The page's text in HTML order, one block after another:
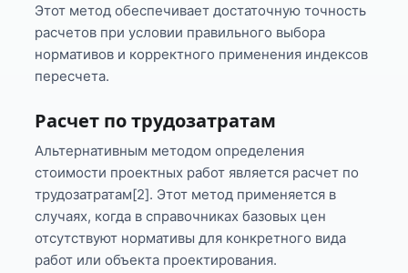
Этот метод обеспечивает достаточную точность
расчетов при условии правильного выбора
нормативов и корректного применения индексов
пересчета.
Расчет по трудозатратам
Альтернативным методом определения
стоимости проектных работ является расчет по
трудозатратам[2]. Этот метод применяется в
случаях, когда в справочниках базовых цен
отсутствуют нормативы для конкретного вида
работ или объекта проектирования.